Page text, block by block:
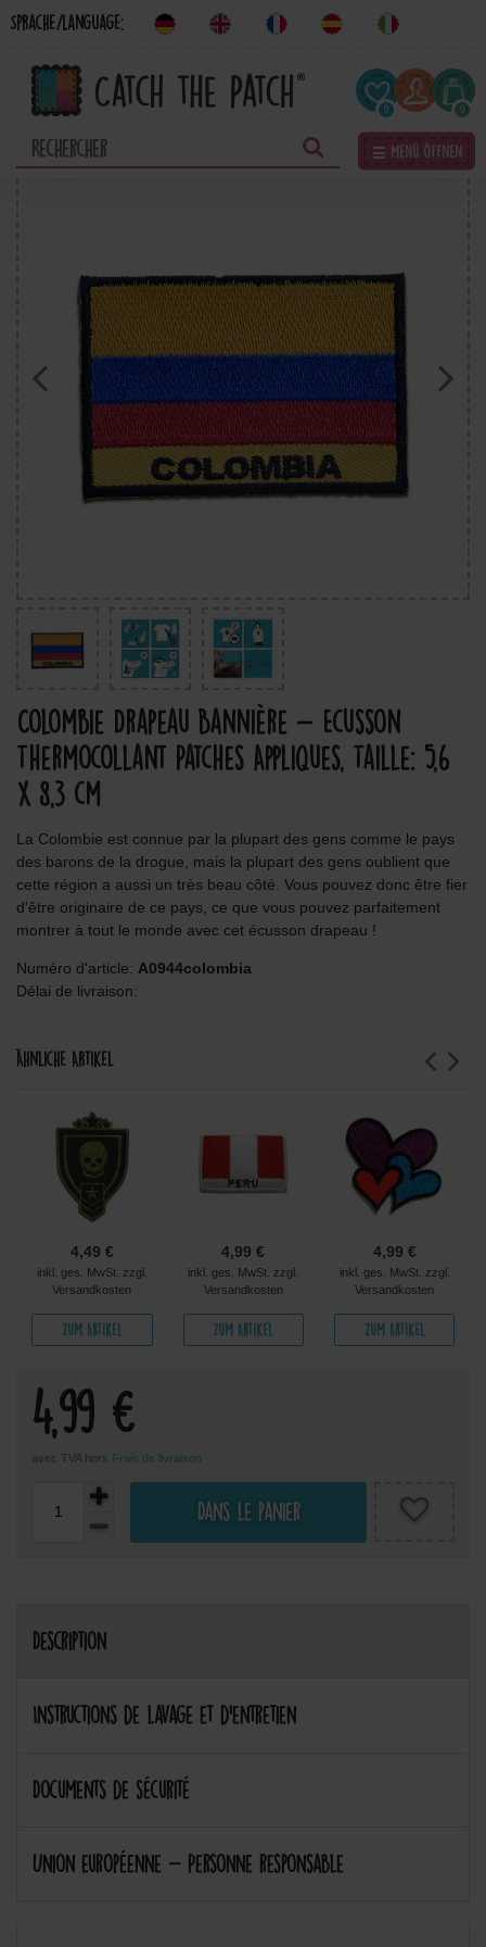
Sprache/Language:
0
☰ Menü öffnen
Colombie Drapeau Bannière - Ecusson
Thermocollant Patches Appliques, Taille: 5,6
x 8,3 cm
La Colombie est connue par la plupart des gens comme le pays
des barons de la drogue, mais la plupart des gens oublient que
cette région a aussi un très beau côté. Vous pouvez donc être fier
d'être originaire de ce pays, ce que vous pouvez parfaitement
montrer à tout le monde avec cet écusson drapeau !
Numéro d'article: A0944colombia
Délai de livraison:
Ähnliche Artikel
4,49 €
inkl. ges. MwSt. zzgl.
Versandkosten
Zum Artikel
4,99 €
inkl. ges. MwSt. zzgl.
Versandkosten
Zum Artikel
4,99 €
inkl. ges. MwSt. zzgl.
Versandkosten
Zum Artikel
4,99 €
avec TVA hors Frais de livraison
Dans le panier
Description
Instructions de lavage et d'entretien
Documents de sécurité
Union européenne - Personne responsable